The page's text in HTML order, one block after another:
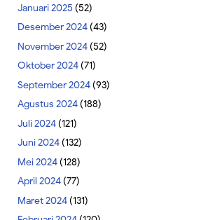
Januari 2025 (52)
Desember 2024(43)
November 2024(52)
Oktober 2024(71)
September 2024(93)
Agustus 2024(188)
Juli 2024(121)
Juni 2024(132)
Mei 2024(128)
April 2024(77)
Maret 2024(131)